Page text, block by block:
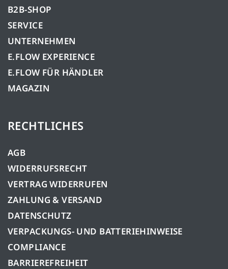
B2B-SHOP
SERVICE
UNTERNEHMEN
E.FLOW EXPERIENCE
E.FLOW FÜR HÄNDLER
MAGAZIN
RECHTLICHES
AGB
WIDERRUFSRECHT
VERTRAG WIDERRUFEN
ZAHLUNG & VERSAND
DATENSCHUTZ
VERPACKUNGS- UND BATTERIEHINWEISE
COMPLIANCE
BARRIEREFREIHEIT